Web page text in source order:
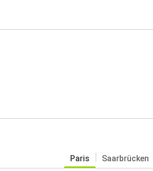
Paris Saarbrücken